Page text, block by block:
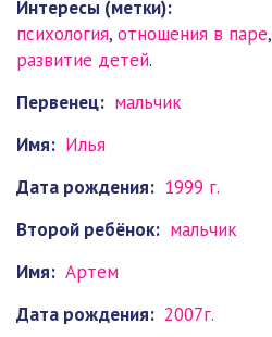
Интересы (метки):
психология, отношения в паре,
развитие детей.
Первенец: мальчик
Имя: Илья
Дата рождения: 1999 г.
Второй ребёнок: мальчик
Имя: Артем
Дата рождения: 2007г.